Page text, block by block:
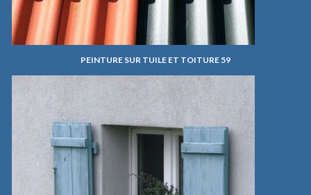
PEINTURE SUR TUILE ET TOITURE 59